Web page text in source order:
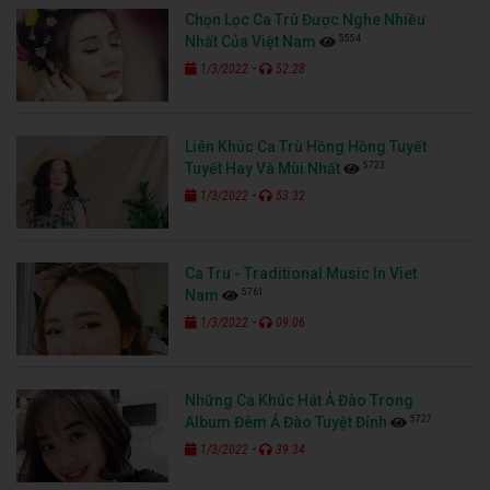
Chọn Lọc Ca Trù Được Nghe Nhiều
Nhất Của Việt Nam
5554
1/3/2022 - 52:28
Liên Khúc Ca Trù Hồng Hồng Tuyết
Tuyết Hay Và Mùi Nhất
5723
1/3/2022 - 53:32
Ca Tru - Traditional Music In Viet
Nam
5761
1/3/2022 - 09:06
Những Ca Khúc Hát Ả Đào Trong
Album Đêm Ả Đào Tuyệt Đỉnh
5727
1/3/2022 - 39:34